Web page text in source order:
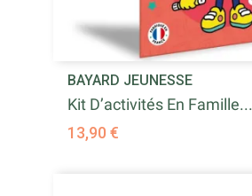
BAYARD JEUNESSE
Kit D’activités En Famille...
13,90 €